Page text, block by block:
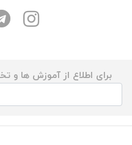
برای اطلاع از آموزش ها و